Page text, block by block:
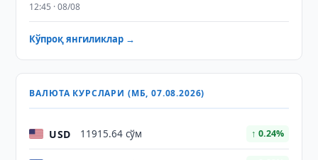
12:45 · 08/08
Кўпроқ янгиликлар →
ВАЛЮТА КУРСЛАРИ (МБ, 07.08.2026)
USD 11915.64 сўм ↑ 0.24%